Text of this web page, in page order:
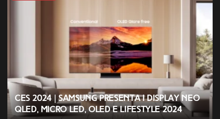
CES 2024 | Samsung presenta i display Neo
QLED, MICRO LED, OLED e Lifestyle 2024